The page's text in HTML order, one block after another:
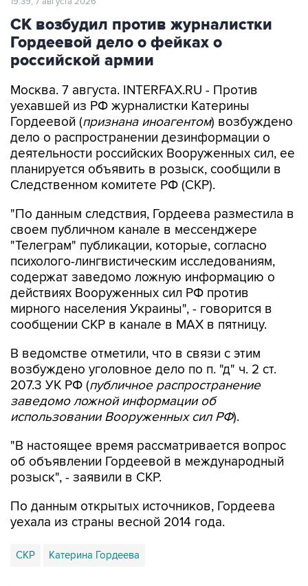
СК возбудил против журналистки
Гордеевой дело о фейках о
российской армии
Москва. 7 августа. INTERFAX.RU - Против
уехавшей из РФ журналистки Катерины
Гордеевой (признана иноагентом) возбуждено
дело о распространении дезинформации о
деятельности российских Вооруженных сил, ее
планируется объявить в розыск, сообщили в
Следственном комитете РФ (СКР).
"По данным следствия, Гордеева разместила в
своем публичном канале в мессенджере
"Телеграм" публикации, которые, согласно
психолого-лингвистическим исследованиям,
содержат заведомо ложную информацию о
действиях Вооруженных сил РФ против
мирного населения Украины", - говорится в
сообщении СКР в канале в MAX в пятницу.
В ведомстве отметили, что в связи с этим
возбуждено уголовное дело по п. "д" ч. 2 ст.
207.3 УК РФ (публичное распространение
заведомо ложной информации об
использовании Вооруженных сил РФ).
"В настоящее время рассматривается вопрос
об объявлении Гордеевой в международный
розыск", - заявили в СКР.
По данным открытых источников, Гордеева
уехала из страны весной 2014 года.
СКР Катерина Гордеева